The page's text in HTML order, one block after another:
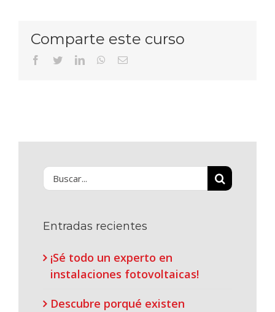
Comparte este curso
Facebook
TwitterLinkedInWhatsApp
Correo
Buscar:
Entradas recientes
¡Sé todo un experto en
instalaciones fotovoltaicas!
Descubre porqué existen